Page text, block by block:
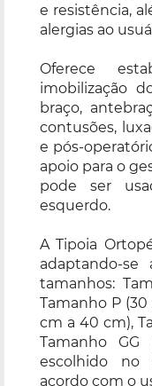
e resistência,
alergias ao
Oferece
imobilização
braço,
contusões,
e pós-
apoio para o
pode ser
esquerdo.
A Tipoia
adaptando-se
tamanhos:
Tamanho P
cm a 40 cm),
Tamanho
escolhido
acordo com o